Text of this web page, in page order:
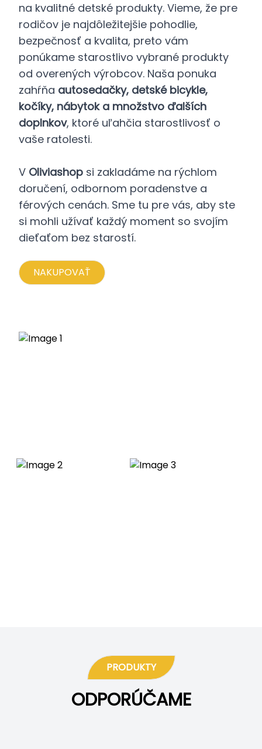
na kvalitné detské produkty. Vieme, že pre
rodičov je najdôležitejšie pohodlie,
bezpečnosť a kvalita, preto vám
ponúkame starostlivo vybrané produkty
od overených výrobcov. Naša ponuka
zahŕňa autosedačky, detské bicykle,
kočíky, nábytok a množstvo ďalších
doplnkov, ktoré uľahčia starostlivosť o
vaše ratolesti.
V Oliviashop si zakladáme na rýchlom
doručení, odbornom poradenstve a
férových cenách. Sme tu pre vás, aby ste
si mohli užívať každý moment so svojím
dieťaťom bez starostí.
NAKUPOVAŤ
PRODUKTY
ODPORÚČAME